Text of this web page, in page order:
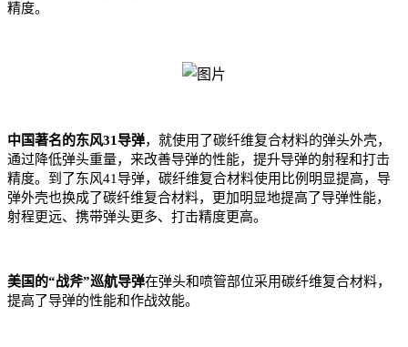
精度。
中国著名的东风31导弹，就使用了碳纤维复合材料的弹头外壳，
通过降低弹头重量，来改善导弹的性能，提升导弹的射程和打击
精度。到了东风41导弹，碳纤维复合材料使用比例明显提高，导
弹外壳也换成了碳纤维复合材料，更加明显地提高了导弹性能，
射程更远、携带弹头更多、打击精度更高。
美国的“战斧”巡航导弹在弹头和喷管部位采用碳纤维复合材料，
提高了导弹的性能和作战效能。